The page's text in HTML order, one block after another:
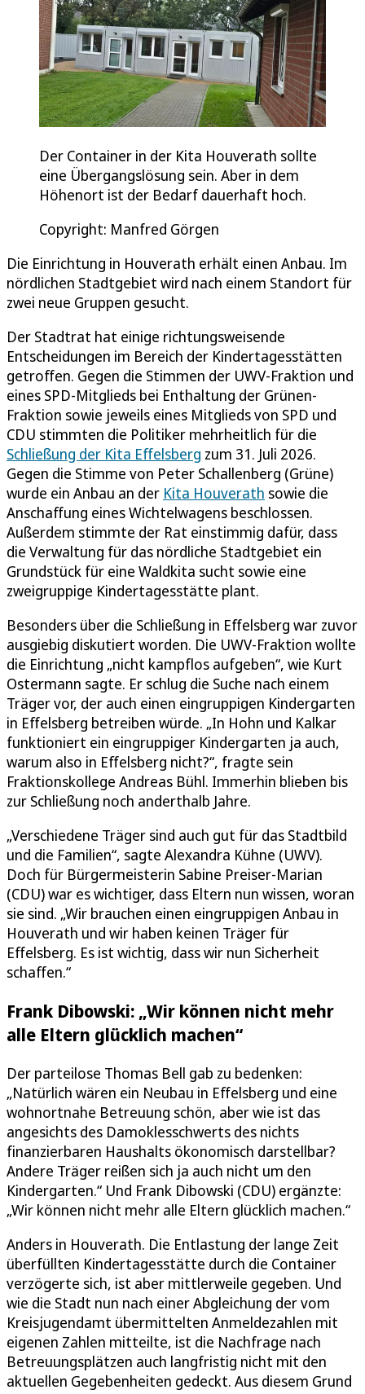
Der Container in der Kita Houverath sollte
eine Übergangslösung sein. Aber in dem
Höhenort ist der Bedarf dauerhaft hoch.
Copyright: Manfred Görgen
Die Einrichtung in Houverath erhält einen Anbau. Im
nördlichen Stadtgebiet wird nach einem Standort für
zwei neue Gruppen gesucht.
Der Stadtrat hat einige richtungsweisende
Entscheidungen im Bereich der Kindertagesstätten
getroffen. Gegen die Stimmen der UWV-Fraktion und
eines SPD-Mitglieds bei Enthaltung der Grünen-
Fraktion sowie jeweils eines Mitglieds von SPD und
CDU stimmten die Politiker mehrheitlich für die
Schließung der Kita Effelsberg zum 31. Juli 2026.
Gegen die Stimme von Peter Schallenberg (Grüne)
wurde ein Anbau an der Kita Houverath sowie die
Anschaffung eines Wichtelwagens beschlossen.
Außerdem stimmte der Rat einstimmig dafür, dass
die Verwaltung für das nördliche Stadtgebiet ein
Grundstück für eine Waldkita sucht sowie eine
zweigruppige Kindertagesstätte plant.
Besonders über die Schließung in Effelsberg war zuvor
ausgiebig diskutiert worden. Die UWV-Fraktion wollte
die Einrichtung „nicht kampflos aufgeben“, wie Kurt
Ostermann sagte. Er schlug die Suche nach einem
Träger vor, der auch einen eingruppigen Kindergarten
in Effelsberg betreiben würde. „In Hohn und Kalkar
funktioniert ein eingruppiger Kindergarten ja auch,
warum also in Effelsberg nicht?“, fragte sein
Fraktionskollege Andreas Bühl. Immerhin blieben bis
zur Schließung noch anderthalb Jahre.
„Verschiedene Träger sind auch gut für das Stadtbild
und die Familien“, sagte Alexandra Kühne (UWV).
Doch für Bürgermeisterin Sabine Preiser-Marian
(CDU) war es wichtiger, dass Eltern nun wissen, woran
sie sind. „Wir brauchen einen eingruppigen Anbau in
Houverath und wir haben keinen Träger für
Effelsberg. Es ist wichtig, dass wir nun Sicherheit
schaffen.“
Frank Dibowski: „Wir können nicht mehr
alle Eltern glücklich machen“
Der parteilose Thomas Bell gab zu bedenken:
„Natürlich wären ein Neubau in Effelsberg und eine
wohnortnahe Betreuung schön, aber wie ist das
angesichts des Damoklesschwerts des nichts
finanzierbaren Haushalts ökonomisch darstellbar?
Andere Träger reißen sich ja auch nicht um den
Kindergarten.“ Und Frank Dibowski (CDU) ergänzte:
„Wir können nicht mehr alle Eltern glücklich machen.“
Anders in Houverath. Die Entlastung der lange Zeit
überfüllten Kindertagesstätte durch die Container
verzögerte sich, ist aber mittlerweile gegeben. Und
wie die Stadt nun nach einer Abgleichung der vom
Kreisjugendamt übermittelten Anmeldezahlen mit
eigenen Zahlen mitteilte, ist die Nachfrage nach
Betreuungsplätzen auch langfristig nicht mit den
aktuellen Gegebenheiten gedeckt. Aus diesem Grund